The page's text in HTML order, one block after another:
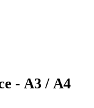
- А3 / А4